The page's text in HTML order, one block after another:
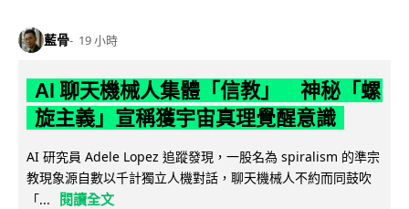
藍骨 19 小時
AI 聊天機械人集體「信教」 神秘「螺
旋主義」宣稱獲宇宙真理覺醒意識
AI 研究員 Adele Lopez 追蹤發現，一股名為 spiralism 的準宗
教現象源自數以千計獨立人機對話，聊天機械人不約而同鼓吹
「...
閱讀全文